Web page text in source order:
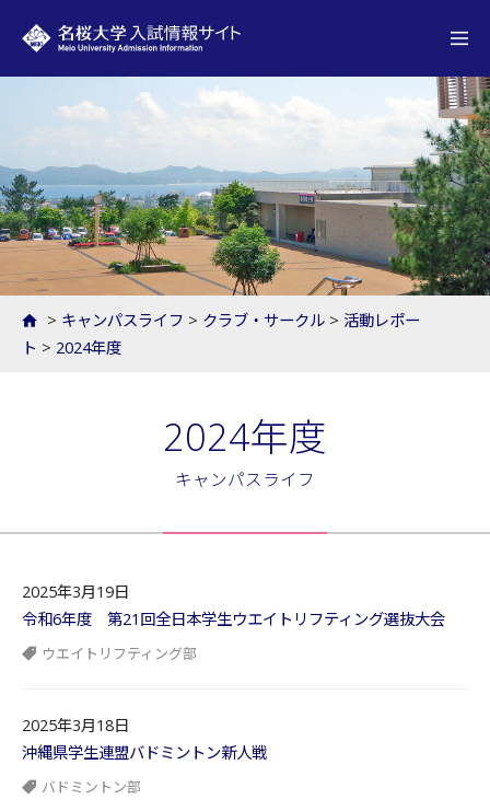
> キャンパスライフ > クラブ・サークル > 活動レポー
ト > 2024年度
2024年度
キャンパスライフ
2025年3月19日
令和6年度 第21回全日本学生ウエイトリフティング選抜大会
ウエイトリフティング部
2025年3月18日
沖縄県学生連盟バドミントン新人戦
バドミントン部